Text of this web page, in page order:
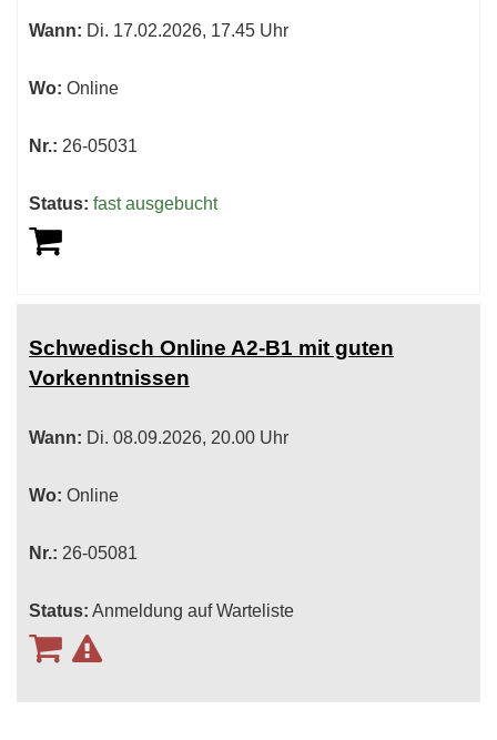
Wann: Di. 17.02.2026, 17.45 Uhr
Wo: Online
Nr.: 26-05031
Status: fast ausgebucht
Schwedisch Online A2-B1 mit guten
Vorkenntnissen
Wann: Di. 08.09.2026, 20.00 Uhr
Wo: Online
Nr.: 26-05081
Status: Anmeldung auf Warteliste